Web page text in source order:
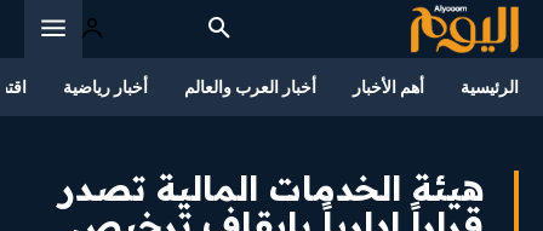
الرئيسية أهم الأخبار أخبار العرب والعالم أخبار رياضية
هيئة الخدمات المالية تصدر